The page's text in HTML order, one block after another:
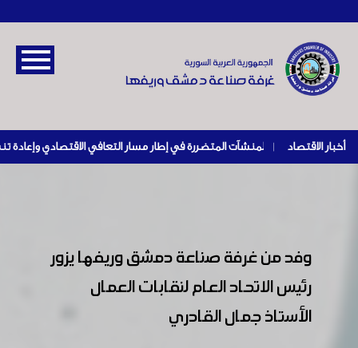
أخبار الاقتصاد |
وفد من غرفة صناعة دمشق وريفها يزور
رئيس الاتحاد العام لنقابات العمال
الأستاذ جمال القادري